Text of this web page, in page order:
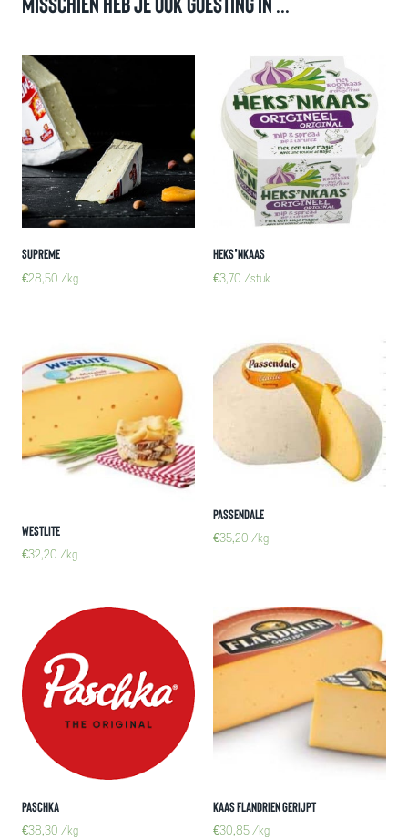
Misschien heb je ook goesting in ...
Supreme
€28,50 /kg
Heks’nkaas
€3,70 /stuk
Westlite
€32,20 /kg
Passendale
€35,20 /kg
Paschka
€38,30 /kg
kaas Flandrien Gerijpt
€30,85/kg